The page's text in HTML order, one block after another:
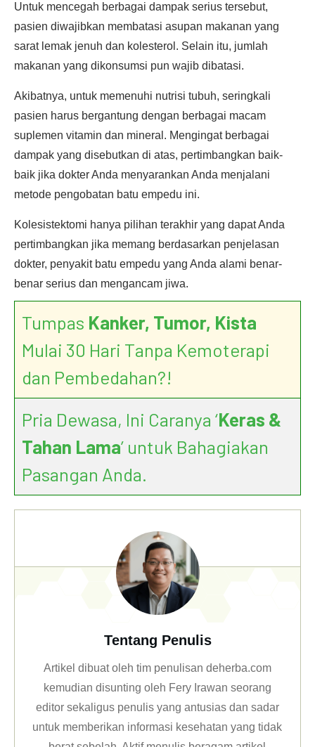
Untuk mencegah berbagai dampak serius tersebut,
pasien diwajibkan membatasi asupan makanan yang
sarat lemak jenuh dan kolesterol. Selain itu, jumlah
makanan yang dikonsumsi pun wajib dibatasi.
Akibatnya, untuk memenuhi nutrisi tubuh, seringkali
pasien harus bergantung dengan berbagai macam
suplemen vitamin dan mineral. Mengingat berbagai
dampak yang disebutkan di atas, pertimbangkan baik-
baik jika dokter Anda menyarankan Anda menjalani
metode pengobatan batu empedu ini.
Kolesistektomi hanya pilihan terakhir yang dapat Anda
pertimbangkan jika memang berdasarkan penjelasan
dokter, penyakit batu empedu yang Anda alami benar-
benar serius dan mengancam jiwa.
Tumpas Kanker, Tumor, Kista
Mulai 30 Hari Tanpa Kemoterapi
dan Pembedahan?!
Pria Dewasa, Ini Caranya ‘Keras &
Tahan Lama’ untuk Bahagiakan
Pasangan Anda.
Tentang Penulis
Artikel dibuat oleh tim penulisan deherba.com
kemudian disunting oleh Fery Irawan seorang
editor sekaligus penulis yang antusias dan sadar
untuk memberikan informasi kesehatan yang tidak